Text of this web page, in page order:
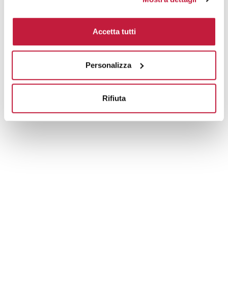
Accetta tutti
Personalizza
Rifiuta
Domande e risposte
Prodotti alternativi